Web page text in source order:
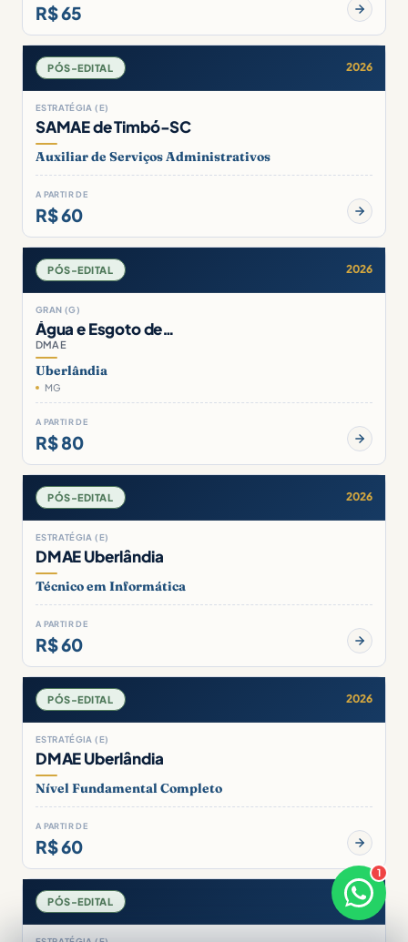
R$ 65
PÓS-EDITAL 2026
ESTRATÉGIA (E)
SAMAE de Timbó-SC
Auxiliar de Serviços Administrativos
A PARTIR DE
R$ 60
PÓS-EDITAL 2026
GRAN (G)
Água e Esgoto de…
DMAE
Uberlândia
MG
A PARTIR DE
R$ 80
PÓS-EDITAL 2026
ESTRATÉGIA (E)
DMAE Uberlândia
Técnico em Informática
A PARTIR DE
R$ 60
PÓS-EDITAL 2026
ESTRATÉGIA (E)
DMAE Uberlândia
Nível Fundamental Completo
A PARTIR DE
R$ 60
PÓS-EDITAL 2026
× 1